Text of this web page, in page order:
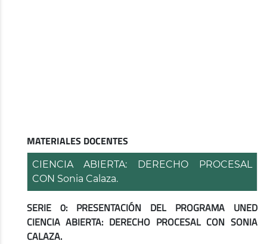
MATERIALES DOCENTES
CIENCIA ABIERTA: DERECHO PROCESAL
CON Sonia Calaza.
SERIE 0: PRESENTACIÓN DEL PROGRAMA UNED
CIENCIA ABIERTA: DERECHO PROCESAL CON SONIA
CALAZA.